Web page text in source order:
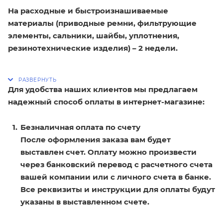
На расходные и быстроизнашиваемые
материалы (приводные ремни, фильтрующие
элементы, сальники, шайбы, уплотнения,
резинотехнические изделия) – 2 недели.
Для удобства наших клиентов мы предлагаем
надежный способ оплаты в интернет-магазине:
Безналичная оплата по счету
После оформления заказа вам будет
выставлен счет. Оплату можно произвести
через банковский перевод с расчетного счета
вашей компании или с личного счета в банке.
Все реквизиты и инструкции для оплаты будут
указаны в выставленном счете.